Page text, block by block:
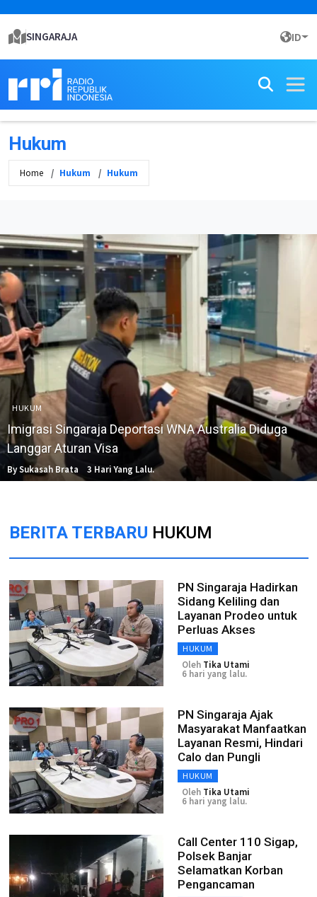
SINGARAJA ID
Hukum
Home Hukum Hukum
HUKUM
Imigrasi Singaraja Deportasi WNA Australia Diduga
Langgar Aturan Visa
By Sukasah Brata 3 Hari Yang Lalu.
BERITA TERBARU HUKUM
PN Singaraja Hadirkan
Sidang Keliling dan
Layanan Prodeo untuk
Perluas Akses
HUKUM
Oleh Tika Utami
6 hari yang lalu.
PN Singaraja Ajak
Masyarakat Manfaatkan
Layanan Resmi, Hindari
Calo dan Pungli
HUKUM
Oleh Tika Utami
6 hari yang lalu.
Call Center 110 Sigap,
Polsek Banjar
Selamatkan Korban
Pengancaman